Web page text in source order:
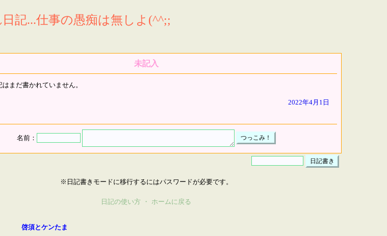
記...仕事の愚痴は無しよ(^^;;
未記入
まだ書かれていません。
2022年4月1日
名前：
※日記書きモードに移行するにはパスワードが必要です。
日記の使い方 ・ ホームに戻る
啓須とケンたま